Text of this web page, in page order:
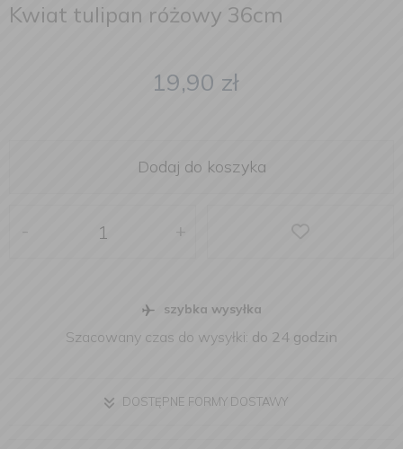
Kwiat tulipan różowy 36cm
19,90 zł
Dodaj do koszyka
- +
szybka wysyłka
Szacowany czas do wysyłki: do 24 godzin
DOSTĘPNE FORMY DOSTAWY